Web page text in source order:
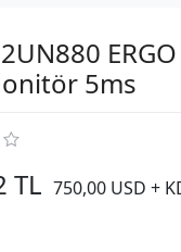
5ms
TL 750,00 USD +